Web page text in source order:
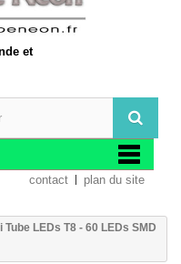
et
contact plan du site
Tube LEDs T8 - 60 LEDs SMD